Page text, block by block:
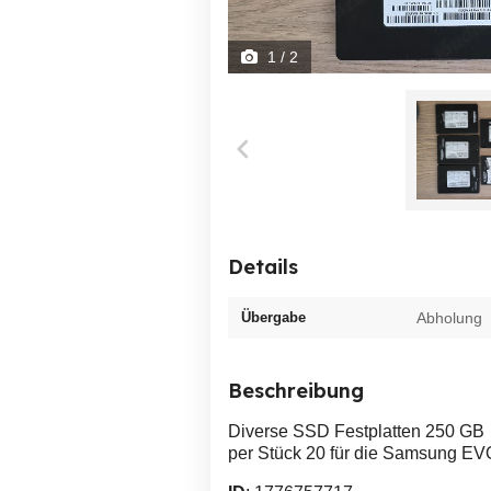
1 / 2
Details
Übergabe Abholung
Beschreibung
Diverse SSD Festplatten 250 GB
per Stück 20 für die Samsung